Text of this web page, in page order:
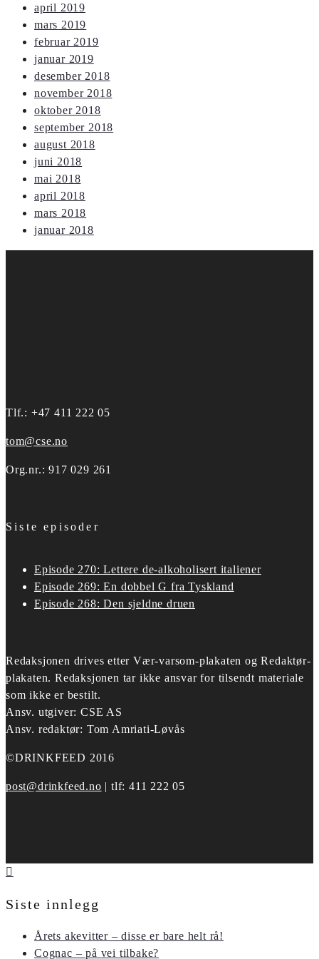
april 2019
mars 2019
februar 2019
januar 2019
desember 2018
november 2018
oktober 2018
september 2018
august 2018
juni 2018
mai 2018
april 2018
mars 2018
januar 2018
Tlf.: +47 411 222 05
tom@cse.no
Org.nr.: 917 029 261
Siste episoder
Episode 270: Lettere de-alkoholisert italiener
Episode 269: En dobbel G fra Tyskland
Episode 268: Den sjeldne druen
Redaksjonen drives etter Vær-varsom-plakaten og Redaktør-
plakaten. Redaksjonen tar ikke ansvar for tilsendt materiale
som ikke er bestilt.
Ansv. utgiver: CSE AS
Ansv. redaktør: Tom Amriati-Løvås
©DRINKFEED 2016
post@drinkfeed.no | tlf: 411 222 05
Siste innlegg
Årets akevitter – disse er bare helt rå!
Cognac – på vei tilbake?